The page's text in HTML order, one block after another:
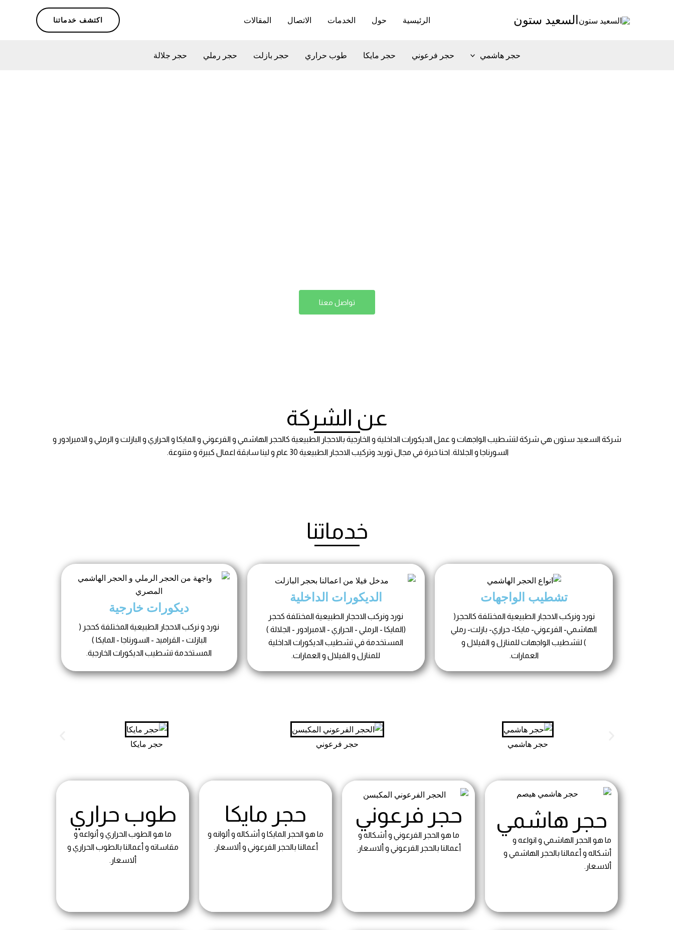
السعيد ستون الرئيسية حول الخدمات الاتصال المقالات اكتشف خدماتنا
حجر هاشمي حجر فرعوني حجر مايكا طوب حراري حجر بازلت حجر رملي حجر جلالة
تواصل معنا
عن الشركة
شركة السعيد ستون هي شركة لتشطيب الواجهات و عمل الديكورات الداخلية و الخارجية بالاحجار الطبيعية كالحجر الهاشمي و الفرعوني و المايكا و الحراري و البازلت و الرملي و الامبرادور و
السورناجا و الجلالة. احنا خبرة في مجال توريد وتركيب الاحجار الطبيعية 30 عام و لينا سابقة اعمال كبيرة و متنوعة.
خدماتنا
تشطيب الواجهات
نورد ونركب الاحجار الطبيعية المختلفة كالحجر(
الهاشمي- الفرعوني- مايكا- حراري- بازلت- رملي
) لتشطيب الواجهات للمنازل و الفيلال و
العمارات.
الديكورات الداخلية
نورد ونركب الاحجار الطبيعية المختلفة كحجر
(المايكا - الرملي - الحراري - الامبرادور - الجلالة )
المستخدمة في تشطيب الديكورات الداخلية
للمنازل و الفيلال و العمارات.
ديكورات خارجية
نورد و نركب الاحجار الطبيعية المختلفة كحجر (
البازلت - القراميد - السورناجا - المايكا )
المستخدمة تشطيب الديكورات الخارجية.
حجر هاشمي حجر فرعوني حجر مايكا
حجر هاشمي
ما هو الحجر الهاشمي و انواعه و
أشكاله و أعمالنا بالحجر الهاشمي و
ألاسعار.
حجر فرعوني
ما هو الحجر الفرعوني و أشكاله و
أعمالنا بالحجر الفرعوني و ألاسعار.
حجر مايكا
ما هو الحجر المايكا و أشكاله و ألوانه و
أعمالنا بالحجر الفرعوني و ألاسعار.
طوب حراري
ما هو الطوب الحراري و أنواعه و
مقاساته و أعمالنا بالطوب الحراري و
ألاسعار.